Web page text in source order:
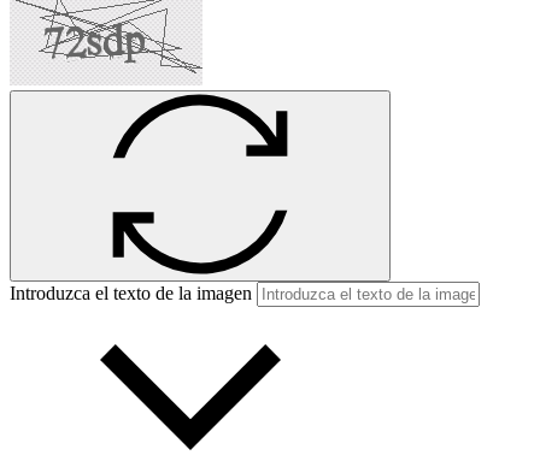
Introduzca el texto de la imagen